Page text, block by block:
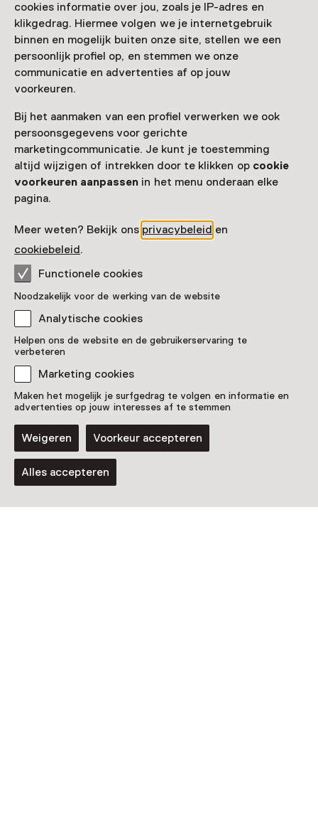
cookies informatie over jou, zoals je IP-adres en
klikgedrag. Hiermee volgen we je internetgebruik
binnen en mogelijk buiten onze site, stellen we een
persoonlijk profiel op, en stemmen we onze
communicatie en advertenties af op jouw
voorkeuren.
Bij het aanmaken van een profiel verwerken we ook
persoonsgegevens voor gerichte
marketingcommunicatie. Je kunt je toestemming
altijd wijzigen of intrekken door te klikken op cookie
voorkeuren aanpassen in het menu onderaan elke
pagina.
Meer weten? Bekijk ons privacybeleid en
cookiebeleid.
Functionele cookies
Noodzakelijk voor de werking van de website
Analytische cookies
Helpen ons de website en de gebruikerservaring te
verbeteren
Marketing cookies
Maken het mogelijk je surfgedrag te volgen en informatie en
advertenties op jouw interesses af te stemmen
Weigeren Voorkeur accepteren
Alles accepteren
Museum Batavialand, Lelystad
Museum Schokland
Museum Schokland, Schokland
Kaart weergeven